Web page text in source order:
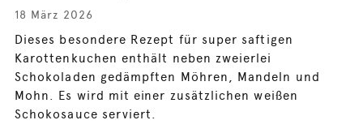
18 März 2026
Dieses besondere Rezept für super saftigen
Karottenkuchen enthält neben zweierlei
Schokoladen gedämpften Möhren, Mandeln und
Mohn. Es wird mit einer zusätzlichen weißen
Schokosauce serviert.